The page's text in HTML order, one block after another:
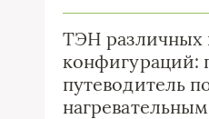
ТЭН различных
конфигураций:
путеводитель